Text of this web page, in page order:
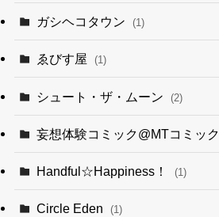
ガシヘコタウン (1)
ゑびす屋 (1)
シュート・ザ・ムーン (2)
妄想体験コミック@MTコミック
Handful☆Happiness！ (1)
Circle Eden (1)